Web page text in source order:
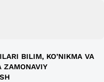
BILIM, KO’NIKMA VA
ZAMONAVIY